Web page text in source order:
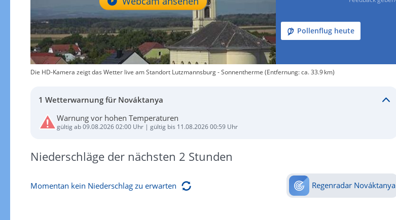
Pollenflug heute
Die HD-Kamera zeigt das Wetter live am Standort Lutzmannsburg - Sonnentherme (Entfernung: ca. 33.9 km)
1 Wetterwarnung für Nováktanya
Warnung vor hohen Temperaturen
gültig ab 09.08.2026 02:00 Uhr | gültig bis 11.08.2026 00:59 Uhr
Niederschläge der nächsten 2 Stunden
Momentan kein Niederschlag zu erwarten Regenradar Nováktanya